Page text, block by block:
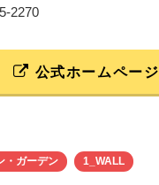
2270
公式ホームページ
・ガーデン 1_WALL